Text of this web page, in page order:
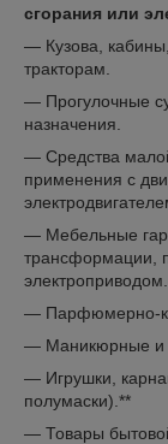
сгорания или
— Кузова,
тракторам.
— Прогулочные
назначения.
— Средства
применения с
— Мебельные
трансформации,
электроприводом.
— Парфюмерно-
— Маникюрные и
— Игрушки,
полумаски).**
— Товары